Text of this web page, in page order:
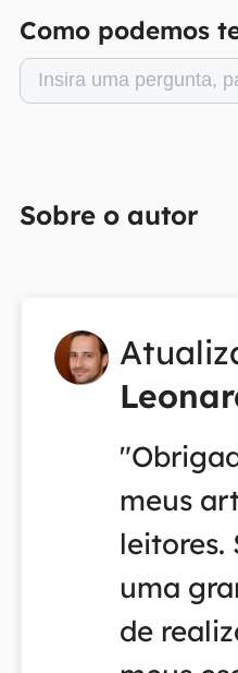
Como podemos
Sobre o autor
meus
leitores.
uma
de